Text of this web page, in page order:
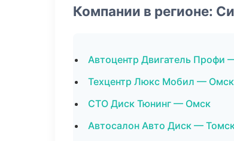
Компании в регионе:
Автоцентр Двигатель Профи
Техцентр Люкс Мобил — Омск
СТО Диск Тюнинг — Омск
Автосалон Авто Диск —